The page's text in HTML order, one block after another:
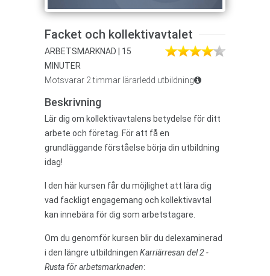
Facket och kollektivavtalet
ARBETSMARKNAD | 15
MINUTER
Motsvarar 2 timmar lärarledd utbildning
Beskrivning
Lär dig om kollektivavtalens betydelse för ditt
arbete och företag. För att få en
grundläggande förståelse börja din utbildning
idag!
I den här kursen får du möjlighet att lära dig
vad fackligt engagemang och kollektivavtal
kan innebära för dig som arbetstagare.
Om du genomför kursen blir du delexaminerad
i den längre utbildningen Karriärresan del 2 -
Rusta för arbetsmarknaden: